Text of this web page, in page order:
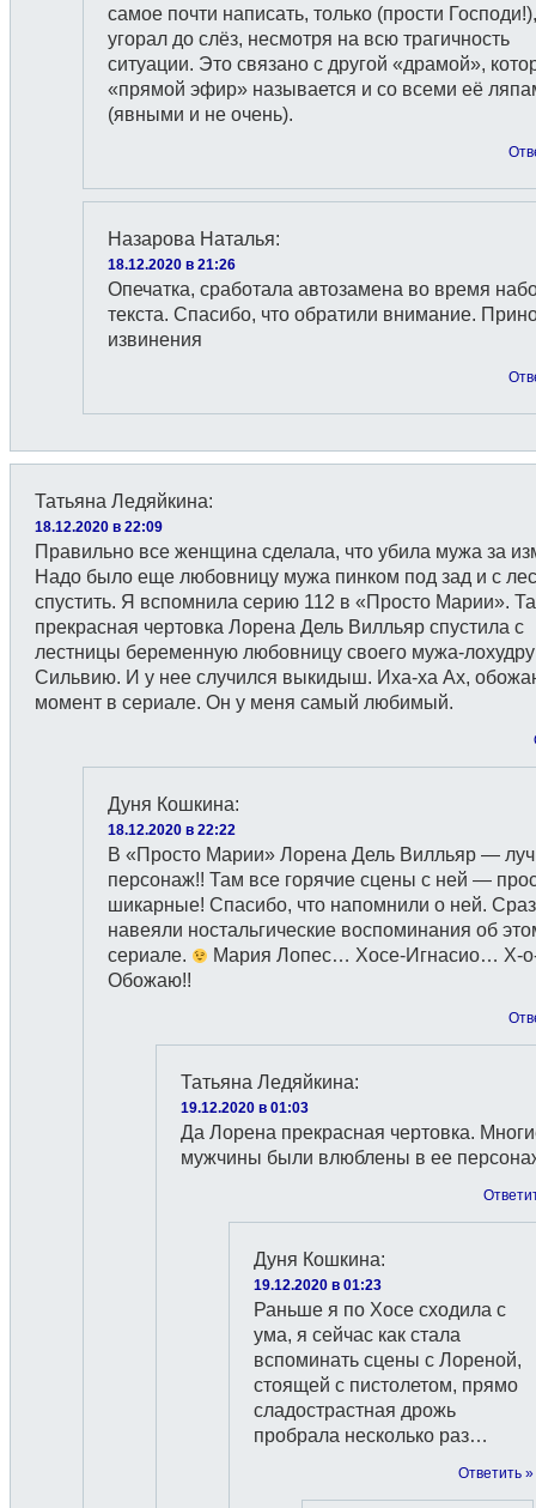
самое почти написать, только (прости Господи!),
угорал до слёз, несмотря на всю трагичность
ситуации. Это связано с другой «драмой»,
«прямой эфир» называется и со всеми её
(явными и не очень).
Назарова Наталья:
18.12.2020 в 21:26
Опечатка, сработала автозамена во время
текста. Спасибо, что обратили внимание.
извинения
Татьяна Ледяйкина:
18.12.2020 в 22:09
Правильно все женщина сделала, что убила мужа за
Надо было еще любовницу мужа пинком под зад и с
спустить. Я вспомнила серию 112 в «Просто Марии».
прекрасная чертовка Лорена Дель Вилльяр спустила с
лестницы беременную любовницу своего мужа-лохудру
Сильвию. И у нее случился выкидыш. Иха-ха Ах,
момент в сериале. Он у меня самый любимый.
Дуня Кошкина:
18.12.2020 в 22:22
В «Просто Марии» Лорена Дель Вилльяр —
персонаж!! Там все горячие сцены с ней —
шикарные! Спасибо, что напомнили о ней.
навеяли ностальгические воспоминания об
сериале.
Мария Лопес… Хосе-Игнасио… Х-
Обожаю!!
Татьяна Ледяйкина:
19.12.2020 в 01:03
Да Лорена прекрасная чертовка.
мужчины были влюблены в ее
Дуня Кошкина:
19.12.2020 в 01:23
Раньше я по Хосе сходила с
ума, я сейчас как стала
вспоминать сцены с Лореной,
стоящей с пистолетом, прямо
сладострастная дрожь
пробрала несколько раз…
Ответить »